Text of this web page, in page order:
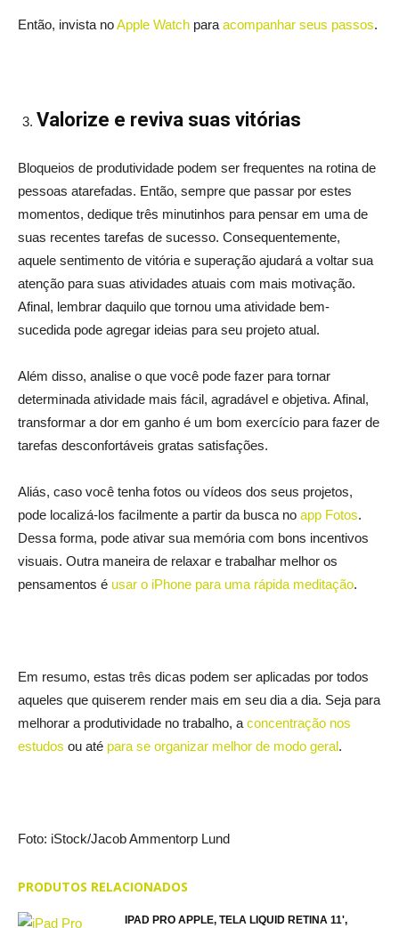
Então, invista noApple Watch para acompanhar seus passos.
Valorize e reviva suas vitórias
Bloqueios de produtividade podem ser frequentes na rotina de
pessoas atarefadas. Então, sempre que passar por estes
momentos, dedique três minutinhos para pensar em uma de
suas recentes tarefas de sucesso. Consequentemente,
aquele sentimento de vitória e superação ajudará a voltar sua
atenção para suas atividades atuais com mais motivação.
Afinal, lembrar daquilo que tornou uma atividade bem-
sucedida pode agregar ideias para seu projeto atual.
Além disso, analise o que você pode fazer para tornar
determinada atividade mais fácil, agradável e objetiva. Afinal,
transformar a dor em ganho é um bom exercício para fazer de
tarefas desconfortáveis gratas satisfações.
Aliás, caso você tenha fotos ou vídeos dos seus projetos,
pode localizá-los facilmente a partir da busca no app Fotos.
Dessa forma, pode ativar sua memória com bons incentivos
visuais. Outra maneira de relaxar e trabalhar melhor os
pensamentos é usar o iPhone para uma rápida meditação.
Em resumo, estas três dicas podem ser aplicadas por todos
aqueles que quiserem render mais em seu dia a dia. Seja para
melhorar a produtividade no trabalho, a concentração nos
estudos ou até para se organizar melhor de modo geral.
Foto: iStock/Jacob Ammentorp Lund
PRODUTOS RELACIONADOS
IPAD PRO APPLE, TELA LIQUID RETINA 11',